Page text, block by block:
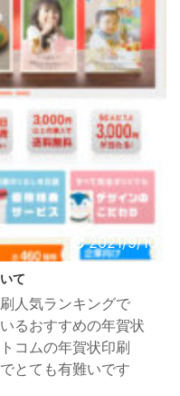
2021/9/10
て
人気ランキングで
るおすすめの年賀状
コムの年賀状印刷
とても有難いです